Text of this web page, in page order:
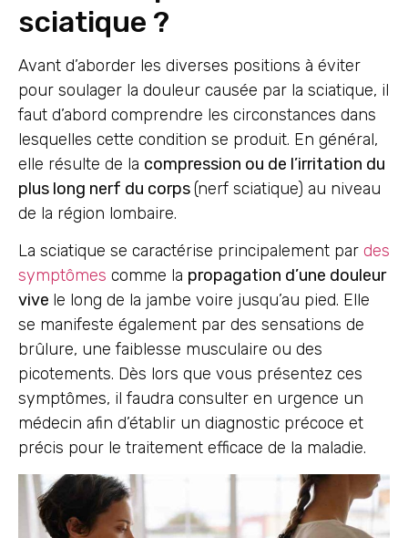
sciatique ?
Avant d’aborder les diverses positions à éviter
pour soulager la douleur causée par la sciatique, il
faut d’abord comprendre les circonstances dans
lesquelles cette condition se produit. En général,
elle résulte de la compression ou de l’irritation du
plus long nerf du corps(nerf sciatique) au niveau
de la région lombaire.
La sciatique se caractérise principalement par des
symptômes comme la propagation d’une douleur
vive le long de la jambe voire jusqu’au pied. Elle
se manifeste également par des sensations de
brûlure, une faiblesse musculaire ou des
picotements. Dès lors que vous présentez ces
symptômes, il faudra consulter en urgence un
médecin afin d’établir un diagnostic précoce et
précis pour le traitement efficace de la maladie.